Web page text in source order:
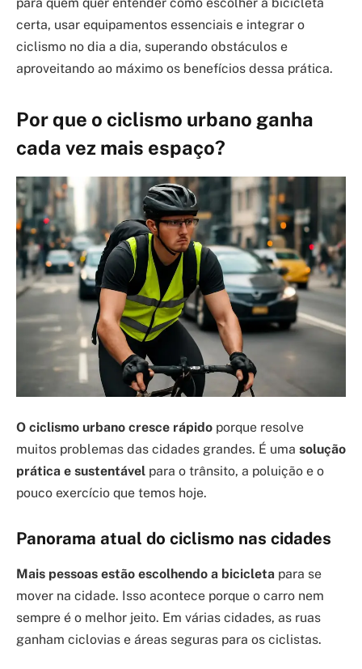
certa, usar equipamentos essenciais e integrar o
ciclismo no dia a dia, superando obstáculos e
aproveitando ao máximo os benefícios dessa prática.
Por que o ciclismo urbano ganha
cada vez mais espaço?
O ciclismo urbano cresce rápido porque resolve
muitos problemas das cidades grandes. É uma solução
prática e sustentável para o trânsito, a poluição e o
pouco exercício que temos hoje.
Panorama atual do ciclismo nas cidades
Mais pessoas estão escolhendo a bicicleta para se
mover na cidade. Isso acontece porque o carro nem
sempre é o melhor jeito. Em várias cidades, as ruas
ganham ciclovias e áreas seguras para os ciclistas.